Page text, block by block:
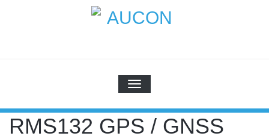
SCHALTE NAVIGATION
RMS132 GPS / GNSS